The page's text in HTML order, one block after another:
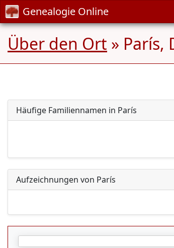
Genealogie Online
Über den Ort » París,
Häufige Familiennamen in París
Aufzeichnungen von París